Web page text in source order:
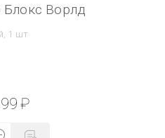
Блокс Ворлд
1 шт
.99 ₽